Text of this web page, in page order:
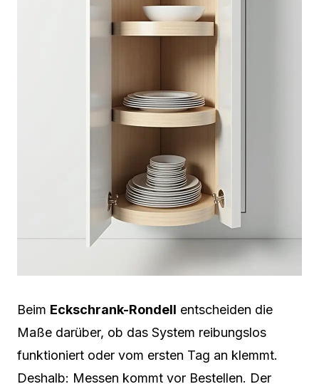
Beim Eckschrank-Rondell entscheiden die
Maße darüber, ob das System reibungslos
funktioniert oder vom ersten Tag an klemmt.
Deshalb: Messen kommt vor Bestellen. Der